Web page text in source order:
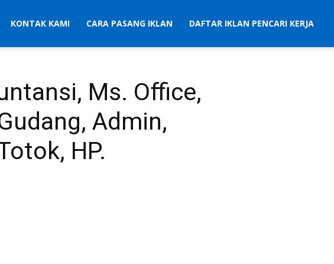
KONTAK KAMI CARA PASANG IKLAN DAFTAR IKLAN PENCARI KERJA
Ms. Office,
Admin,
HP.